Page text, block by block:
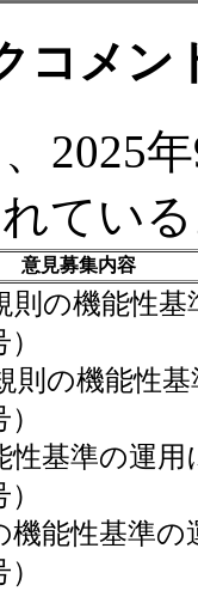
コメン
2025
てい
意見募集内容
則の機能性
則の機能性
性基準の運
機能性基準